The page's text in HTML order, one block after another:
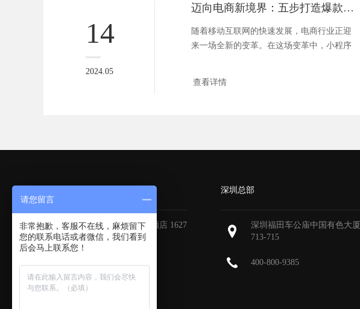
14
2024.05
迈向电商新境界：五步打造爆款小程序商城
随着移动互联网的快速发展，电商行业正迎
来一场全新的变革。在这场变革中，小程序
查看详情
广州天河区地中海国际酒店 1627
深圳总部
深圳福田车公庙中国有色大厦
713-715
400-800-9385
请您留言
非常抱歉，客服不在线，麻烦留下
您的联系电话或者微信，我们看到
后会马上联系您！